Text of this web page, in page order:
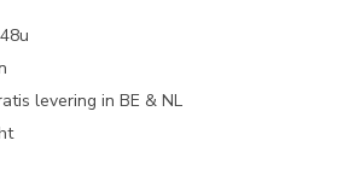
levering in BE & NL